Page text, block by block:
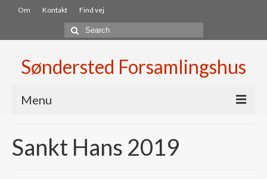
Om Kontakt Find vej
Search
for:
Søndersted Forsamlingshus
Menu
Lokaler
Sankt Hans 2019